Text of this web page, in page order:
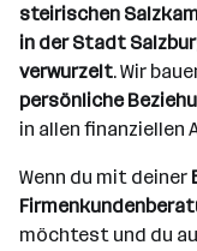
steirischen
in der Stadt
verwurzelt. Wir
persönliche
in allen finanziellen
Wenn du mit deiner
möchtest und du